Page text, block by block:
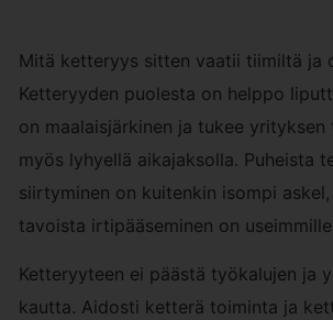
Mitä ketteryys sitten vaatii tiimiltä ja
Ketteryyden puolesta on helppo
on maalaisjärkinen ja tukee
myös lyhyellä aikajaksolla. Puheista
siirtyminen on kuitenkin isompi
tavoista irtipääseminen on
Ketteryyteen ei päästä työkalujen ja
kautta. Aidosti ketterä toiminta ja